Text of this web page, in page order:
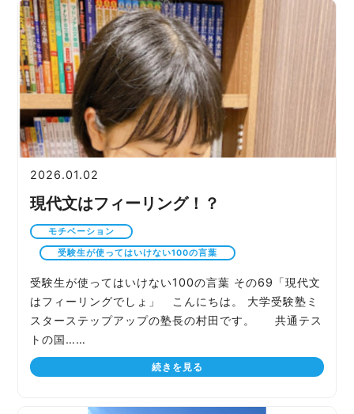
2026.01.02
現代文はフィーリング！？
モチベーション
受験生が使ってはいけない100の言葉
受験生が使ってはいけない100の言葉 その69「現代文
はフィーリングでしょ」 こんにちは。 大学受験塾ミ
スターステップアップの塾長の村田です。 共通テス
トの国……
続きを見る